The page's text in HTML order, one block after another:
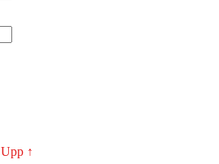
Upp ↑